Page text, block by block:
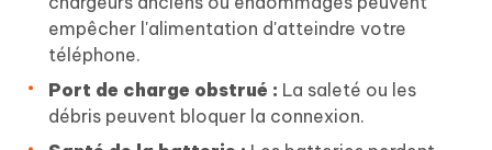
empêcher l'alimentation d'atteindre votre
téléphone.
Port de charge obstrué : La saleté ou les
débris peuvent bloquer la connexion.